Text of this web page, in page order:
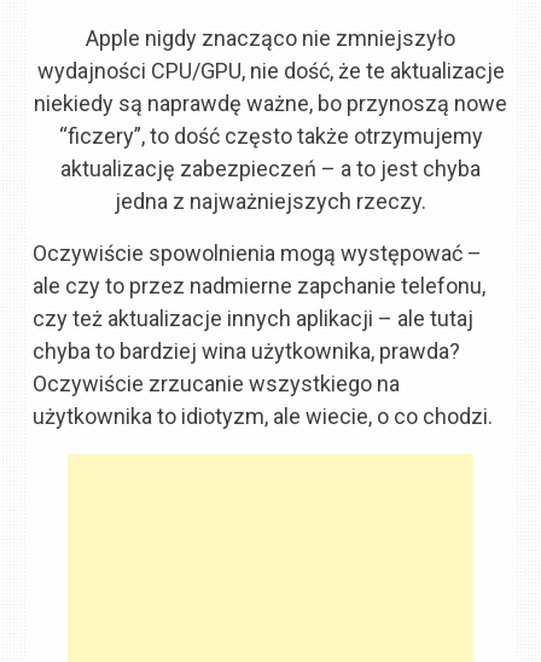
Apple nigdy znacząco nie zmniejszyło
wydajności CPU/GPU, nie dość, że te aktualizacje
niekiedy są naprawdę ważne, bo przynoszą nowe
“ficzery”, to dość często także otrzymujemy
aktualizację zabezpieczeń – a to jest chyba
jedna z najważniejszych rzeczy.
Oczywiście spowolnienia mogą występować –
ale czy to przez nadmierne zapchanie telefonu,
czy też aktualizacje innych aplikacji – ale tutaj
chyba to bardziej wina użytkownika, prawda?
Oczywiście zrzucanie wszystkiego na
użytkownika to idiotyzm, ale wiecie, o co chodzi.